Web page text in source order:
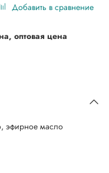
Добавить в сравнение
оптовая цена
эфирное масло